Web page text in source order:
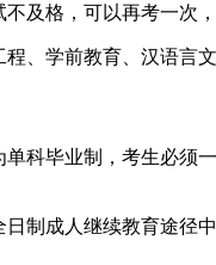
及格，可以再考一次，
、学前教育、汉语言
科毕业制，考生必
制成人继续教育途径中